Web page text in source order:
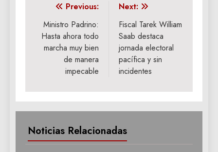
Navegación
de
entradas
Previous:
Ministro Padrino:
Hasta ahora todo
marcha muy bien
de manera
impecable
Next:
Fiscal Tarek William
Saab destaca
jornada electoral
pacífica y sin
incidentes
Noticias Relacionadas